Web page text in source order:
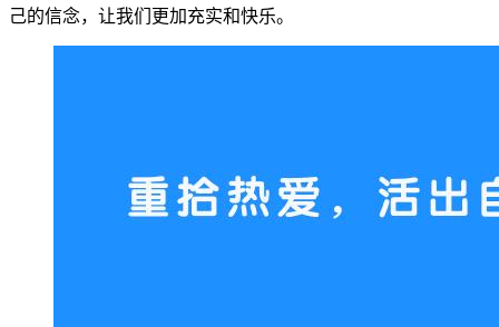
己的信念，让我们更加充实和快乐。